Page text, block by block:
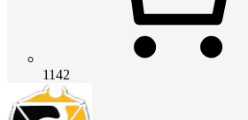
1142